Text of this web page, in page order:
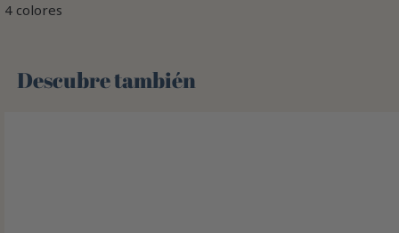
4 colores
Descubre también 🌻